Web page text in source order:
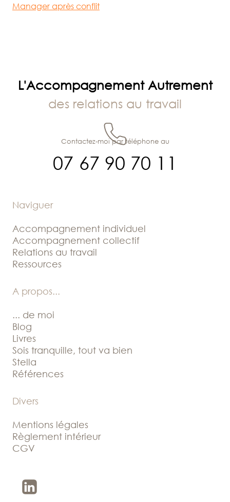
Manager après conflit
L'Accompagnement Autrement
des relations au travail
07 67 90 70 11
Contactez-moi par téléphone au
Naviguer
Accompagnement individuel
Accompagnement collectif
Relations au travail
Ressources
A propos...
... de moi
Blog
Livres
Sois tranquille, tout va bien
Stella
Références
Divers
Mentions légales
Règlement intérieur
CGV